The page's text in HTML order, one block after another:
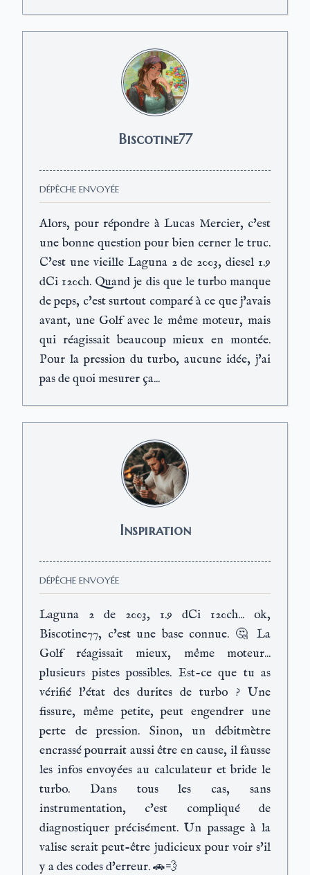
Biscotine77
DÉPÊCHE ENVOYÉE
Alors, pour répondre à Lucas Mercier, c'est
une bonne question pour bien cerner le truc.
C'est une vieille Laguna 2 de 2003, diesel 1.9
dCi 120ch. Quand je dis que le turbo manque
de peps, c'est surtout comparé à ce que j'avais
avant, une Golf avec le même moteur, mais
qui réagissait beaucoup mieux en montée.
Pour la pression du turbo, aucune idée, j'ai
pas de quoi mesurer ça...
Inspiration
DÉPÊCHE ENVOYÉE
Laguna 2 de 2003, 1.9 dCi 120ch... ok,
Biscotine77, c'est une base connue. 🤔 La
Golf réagissait mieux, même moteur...
plusieurs pistes possibles. Est-ce que tu as
vérifié l'état des durites de turbo ? Une
fissure, même petite, peut engendrer une
perte de pression. Sinon, un débitmètre
encrassé pourrait aussi être en cause, il fausse
les infos envoyées au calculateur et bride le
turbo. Dans tous les cas, sans
instrumentation, c'est compliqué de
diagnostiquer précisément. Un passage à la
valise serait peut-être judicieux pour voir s'il
y a des codes d'erreur. 🚗💨